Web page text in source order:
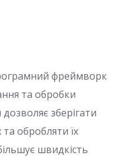
фреймворк
та обробки
зберігати
обробляти їх
швидкість